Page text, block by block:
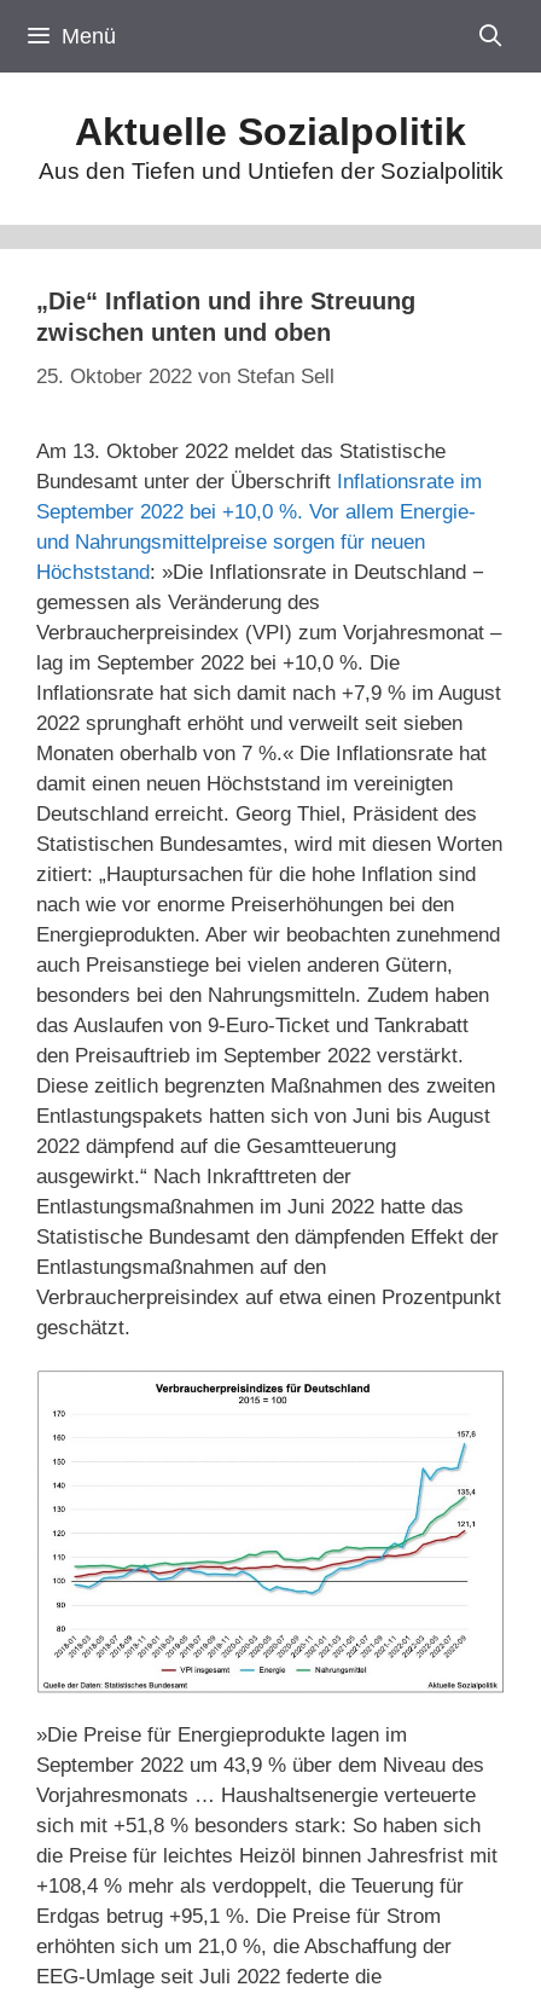
Inhalt
springen
Menü
Aktuelle Sozialpolitik
Aus den Tiefen und Untiefen der Sozialpolitik
„Die“ Inflation und ihre Streuung
zwischen unten und oben
25. Oktober 2022 von Stefan Sell
Am 13. Oktober 2022 meldet das Statistische
Bundesamt unter der Überschrift Inflationsrate im
September 2022 bei +10,0 %. Vor allem Energie-
und Nahrungsmittelpreise sorgen für neuen
Höchststand: »Die Inflationsrate in Deutschland −
gemessen als Veränderung des
Verbraucherpreisindex (VPI) zum Vorjahresmonat –
lag im September 2022 bei +10,0 %. Die
Inflationsrate hat sich damit nach +7,9 % im August
2022 sprunghaft erhöht und verweilt seit sieben
Monaten oberhalb von 7 %.« Die Inflationsrate hat
damit einen neuen Höchststand im vereinigten
Deutschland erreicht. Georg Thiel, Präsident des
Statistischen Bundesamtes, wird mit diesen Worten
zitiert: „Hauptursachen für die hohe Inflation sind
nach wie vor enorme Preiserhöhungen bei den
Energieprodukten. Aber wir beobachten zunehmend
auch Preisanstiege bei vielen anderen Gütern,
besonders bei den Nahrungsmitteln. Zudem haben
das Auslaufen von 9-Euro-Ticket und Tankrabatt
den Preisauftrieb im September 2022 verstärkt.
Diese zeitlich begrenzten Maßnahmen des zweiten
Entlastungspakets hatten sich von Juni bis August
2022 dämpfend auf die Gesamtteuerung
ausgewirkt.“ Nach Inkrafttreten der
Entlastungsmaßnahmen im Juni 2022 hatte das
Statistische Bundesamt den dämpfenden Effekt der
Entlastungsmaßnahmen auf den
Verbraucherpreisindex auf etwa einen Prozentpunkt
geschätzt.
»Die Preise für Energieprodukte lagen im
September 2022 um 43,9 % über dem Niveau des
Vorjahresmonats … Haushaltsenergie verteuerte
sich mit +51,8 % besonders stark: So haben sich
die Preise für leichtes Heizöl binnen Jahresfrist mit
+108,4 % mehr als verdoppelt, die Teuerung für
Erdgas betrug +95,1 %. Die Preise für Strom
erhöhten sich um 21,0 %, die Abschaffung der
EEG-Umlage seit Juli 2022 federte die